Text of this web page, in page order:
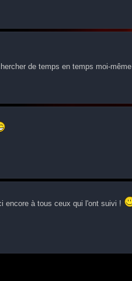
de temps en temps moi-
encore à tous ceux qui l'ont suivi !